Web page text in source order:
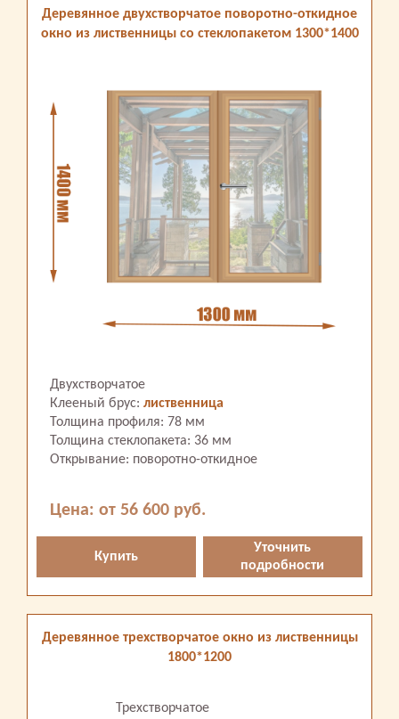
Деревянное двухстворчатое поворотно-откидное
окно из лиственницы со стеклопакетом 1300*1400
Двухстворчатое
Клееный брус: лиственница
Толщина профиля: 78 мм
Толщина стеклопакета: 36 мм
Открывание: поворотно-откидное
Цена: от 56 600 руб.
Купить
Уточнить
подробности
Деревянное трехстворчатое окно из лиственницы
1800*1200
Трехстворчатое